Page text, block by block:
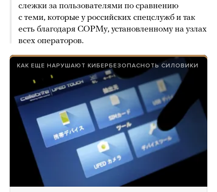
слежки за пользователями по сравнению
с теми, которые у российских спецслужб и так
есть благодаря СОРМу, установленному на узлах
всех операторов.
КАК ЕЩЕ НАРУШАЮТ КИБЕРБЕЗОПАСНОТЬ СИЛОВИКИ